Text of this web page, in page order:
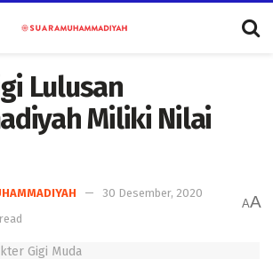
Lulusan
Miliki Nilai
30 Desember, 2020
AA